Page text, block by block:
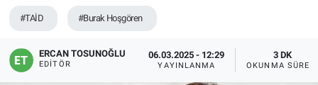
#TAİD #Burak Hoşgören
ERCAN TOSUNOĞLU
EDITÖR
06.03.2025 - 12:29
YAYINLANMA
3 DK
OKUNMA SÜRESI